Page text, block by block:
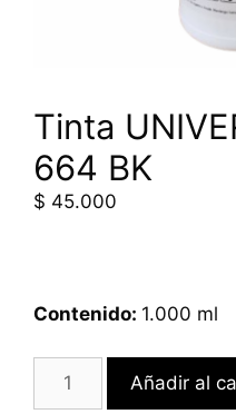
Tinta
664 BK
$ 45.000
Contenido: 1.000 ml
Añadir al